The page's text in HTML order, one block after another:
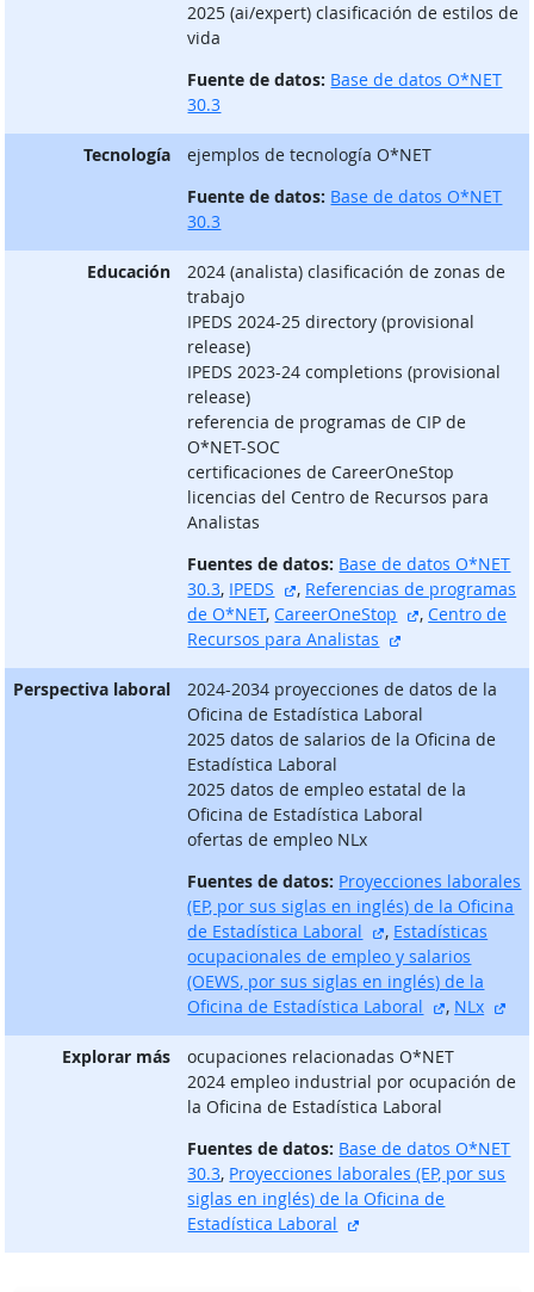
2025 (ai/expert) clasificación de estilos de
vida
Fuente de datos: Base de datos O*NET
30.3
Tecnología
ejemplos de tecnología O*NET
Fuente de datos: Base de datos O*NET
30.3
Educación
2024 (analista) clasificación de zonas de
trabajo
IPEDS 2024-25 directory (provisional
release)
IPEDS 2023-24 completions (provisional
release)
referencia de programas de CIP de
O*NET-SOC
certificaciones de CareerOneStop
licencias del Centro de Recursos para
Analistas
Fuentes de datos: Base de datos O*NET
30.3, IPEDS sitio externo
, Referencias de programas
de O*NET,CareerOneStop sitio externo
,Centro de
Recursos para Analistas
Perspectiva laboral
2024-2034 proyecciones de datos de la
Oficina de Estadística Laboral
2025 datos de salarios de la Oficina de
Estadística Laboral
2025 datos de empleo estatal de la
Oficina de Estadística Laboral
ofertas de empleo NLx
Fuentes de datos: Proyecciones laborales
(EP, por sus siglas en inglés) de la Oficina
de Estadística Laboral
sitio externo
, Estadísticas
ocupacionales de empleo y salarios
(OEWS, por sus siglas en inglés) de la
Oficina de Estadística Laboral
sitio
, NLx
Explorar más
ocupaciones relacionadas O*NET
2024 empleo industrial por ocupación de
la Oficina de Estadística Laboral
Fuentes de datos: Base de datos O*NET
30.3, Proyecciones laborales (EP, por sus
siglas en inglés) de la Oficina de
Estadística Laboral